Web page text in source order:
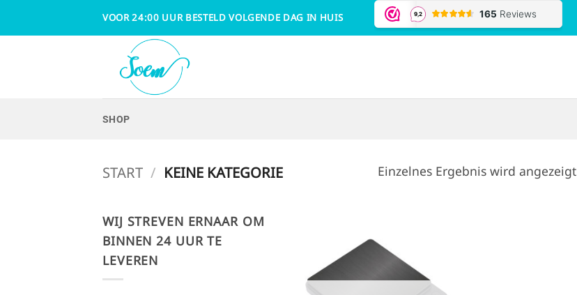
VOOR 24:00 UUR BESTELD VOLGENDE DAG IN HUIS
SHOP
START / KEINE KATEGORIE Einzelnes Ergebnis wird angezeigt
WIJ STREVEN ERNAAR OM
BINNEN 24 UUR TE
LEVEREN